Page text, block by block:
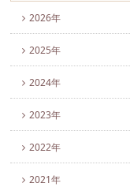
2026年
2025年
2024年
2023年
2022年
2021年